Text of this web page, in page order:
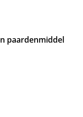
paardenmiddel